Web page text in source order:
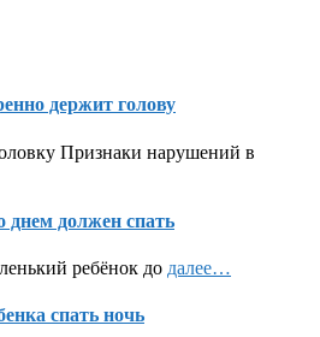
держит голову
Признаки нарушений в
днем должен спать
ребёнок до далее…
спать ночь